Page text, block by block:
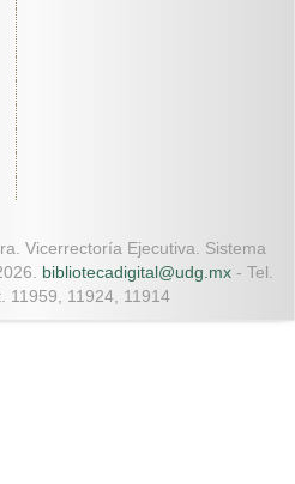
Vicerrectoría Ejecutiva. Sistema
bibliotecadigital@udg.mx - Tel.
11959, 11924, 11914